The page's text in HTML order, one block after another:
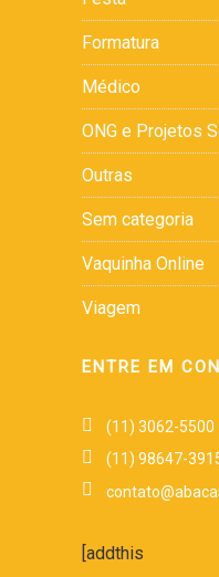
Formatura
Médico
ONG e Projetos
Outras
Sem categoria
Vaquinha Online
Viagem
ENTRE EM
(11) 3062-5500
(11) 98647-
[addthis